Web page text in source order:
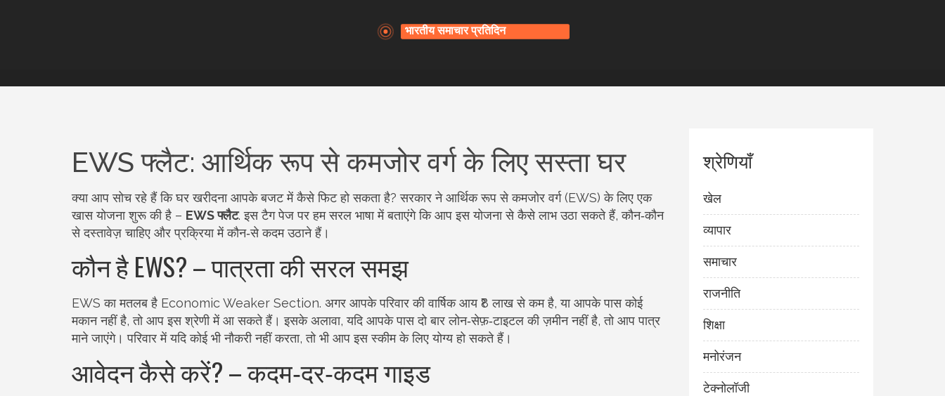
EWS फ्लैट: आर्थिक रूप से कमजोर वर्ग के लिए सस्ता घर
क्या आप सोच रहे हैं कि घर खरीदना आपके बजट में कैसे फिट हो सकता है? सरकार ने आर्थिक रूप से कमजोर वर्ग (EWS) के लिए एक
खास योजना शुरू की है – EWS फ्लैट. इस टैग पेज पर हम सरल भाषा में बताएंगे कि आप इस योजना से कैसे लाभ उठा सकते हैं, कौन‑कौन
से दस्तावेज़ चाहिए और प्रक्रिया में कौन‑से कदम उठाने हैं।
कौन है EWS? – पात्रता की सरल समझ
EWS का मतलब है Economic Weaker Section. अगर आपके परिवार की वार्षिक आय ₹8 लाख से कम है, या आपके पास कोई
मकान नहीं है, तो आप इस श्रेणी में आ सकते हैं। इसके अलावा, यदि आपके पास दो बार लोन‑सेफ़‑टाइटल की ज़मीन नहीं है, तो आप पात्र
माने जाएंगे। परिवार में यदि कोई भी नौकरी नहीं करता, तो भी आप इस स्कीम के लिए योग्य हो सकते हैं।
आवेदन कैसे करें? – कदम‑दर‑कदम गाइड
श्रेणियाँ
खेल
व्यापार
समाचार
राजनीति
शिक्षा
मनोरंजन
टेक्नोलॉजी